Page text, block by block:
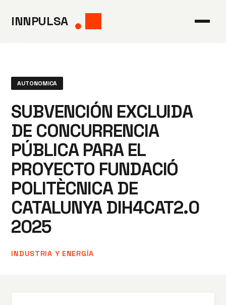
INNPULSA
AUTONOMICA
SUBVENCIÓN EXCLUIDA
DE CONCURRENCIA
PÚBLICA PARA EL
PROYECTO FUNDACIÓ
POLITÈCNICA DE
CATALUNYA DIH4CAT2.0
2025
INDUSTRIA Y ENERGÍA